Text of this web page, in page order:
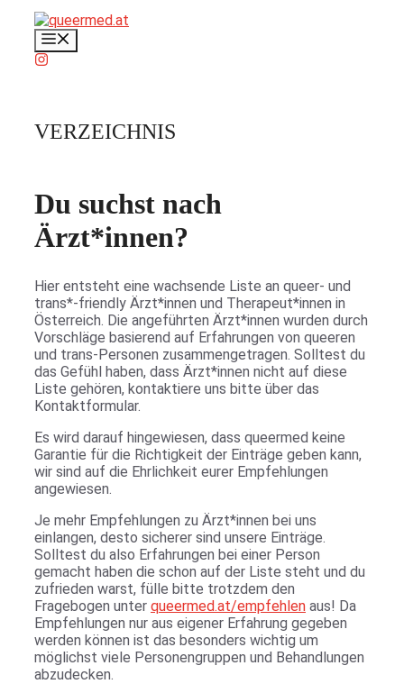
Inhalt
springen
VERZEICHNIS
Du suchst nach
Ärzt*innen?
Hier entsteht eine wachsende Liste an queer- und
trans*-friendly Ärzt*innen und Therapeut*innen in
Österreich. Die angeführten Ärzt*innen wurden durch
Vorschläge basierend auf Erfahrungen von queeren
und trans-Personen zusammengetragen. Solltest du
das Gefühl haben, dass Ärzt*innen nicht auf diese
Liste gehören, kontaktiere uns bitte über das
Kontaktformular.
Es wird darauf hingewiesen, dass queermed keine
Garantie für die Richtigkeit der Einträge geben kann,
wir sind auf die Ehrlichkeit eurer Empfehlungen
angewiesen.
Je mehr Empfehlungen zu Ärzt*innen bei uns
einlangen, desto sicherer sind unsere Einträge.
Solltest du also Erfahrungen bei einer Person
gemacht haben die schon auf der Liste steht und du
zufrieden warst, fülle bitte trotzdem den
Fragebogen unter queermed.at/empfehlen aus! Da
Empfehlungen nur aus eigener Erfahrung gegeben
werden können ist das besonders wichtig um
möglichst viele Personengruppen und Behandlungen
abzudecken.